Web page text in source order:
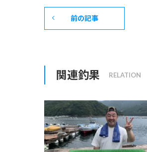
前の記事
関連釣果